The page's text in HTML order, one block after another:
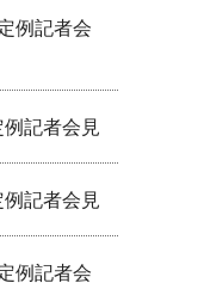
例記者会
記者会見
記者会見
例記者会